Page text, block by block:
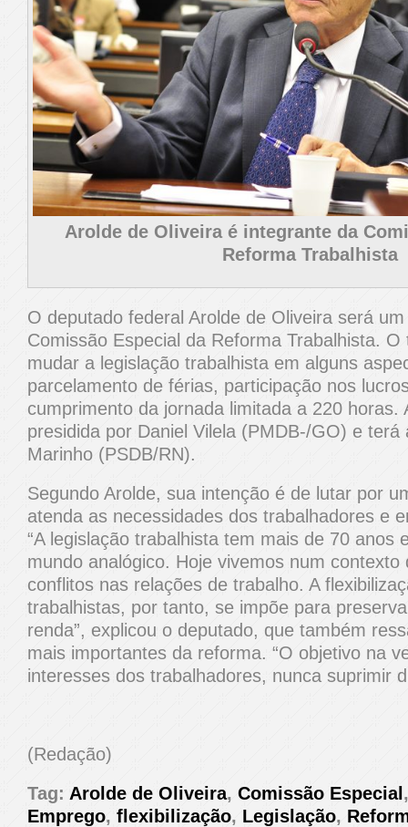
Arolde de Oliveira é integrante da
Reforma Trabalhista
O deputado federal Arolde de Oliveira será
Comissão Especial da Reforma Trabalhista.
mudar a legislação trabalhista em alguns
parcelamento de férias, participação nos
cumprimento da jornada limitada a 220 horas.
presidida por Daniel Vilela (PMDB-/GO) e terá
Marinho (PSDB/RN).
Segundo Arolde, sua intenção é de lutar por
atenda as necessidades dos trabalhadores e
“A legislação trabalhista tem mais de 70 anos
mundo analógico. Hoje vivemos num contexto
conflitos nas relações de trabalho. A
trabalhistas, por tanto, se impõe para
renda”, explicou o deputado, que também
mais importantes da reforma. “O objetivo na
interesses dos trabalhadores, nunca suprimir
(Redação)
Tag: Arolde de Oliveira, Comissão Especial
Emprego, flexibilização, Legislação,